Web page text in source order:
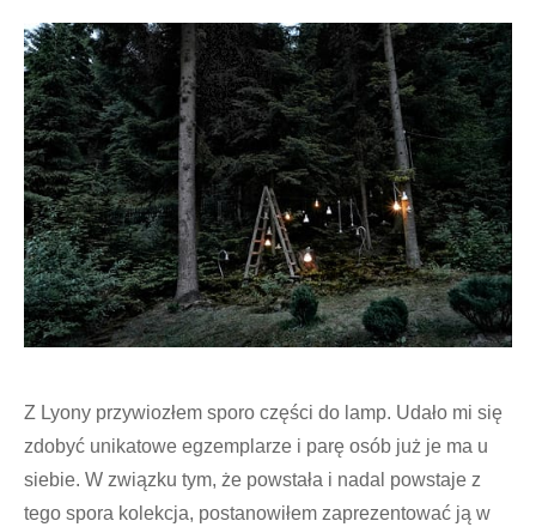
Z Lyony przywiozłem sporo części do lamp. Udało mi się
zdobyć unikatowe egzemplarze i parę osób już je ma u
siebie. W związku tym, że powstała i nadal powstaje z
tego spora kolekcja, postanowiłem zaprezentować ją w